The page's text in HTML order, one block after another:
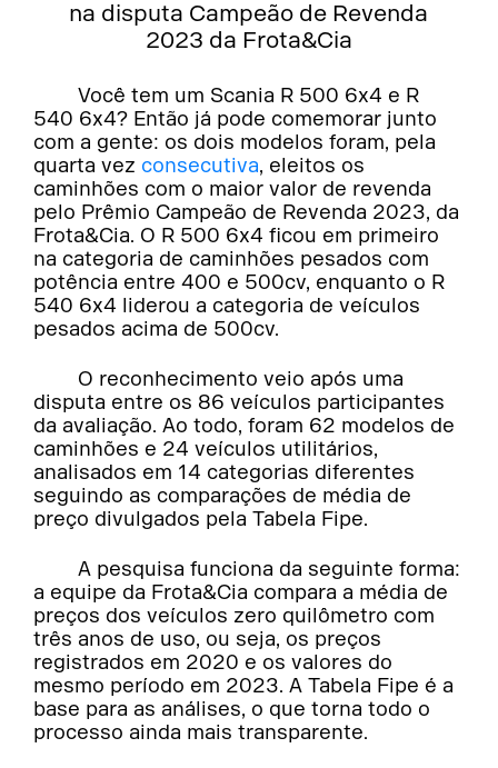
na disputa Campeão de Revenda
2023 da Frota&Cia
Você tem um Scania R 500 6x4 e R
540 6x4? Então já pode comemorar junto
com a gente: os dois modelos foram, pela
quarta vez consecutiva, eleitos os
caminhões com o maior valor de revenda
pelo Prêmio Campeão de Revenda 2023, da
Frota&Cia. O R 500 6x4 ficou em primeiro
na categoria de caminhões pesados com
potência entre 400 e 500cv, enquanto o R
540 6x4 liderou a categoria de veículos
pesados acima de 500cv.
O reconhecimento veio após uma
disputa entre os 86 veículos participantes
da avaliação. Ao todo, foram 62 modelos de
caminhões e 24 veículos utilitários,
analisados em 14 categorias diferentes
seguindo as comparações de média de
preço divulgados pela Tabela Fipe.
A pesquisa funciona da seguinte forma:
a equipe da Frota&Cia compara a média de
preços dos veículos zero quilômetro com
três anos de uso, ou seja, os preços
registrados em 2020 e os valores do
mesmo período em 2023. A Tabela Fipe é a
base para as análises, o que torna todo o
processo ainda mais transparente.